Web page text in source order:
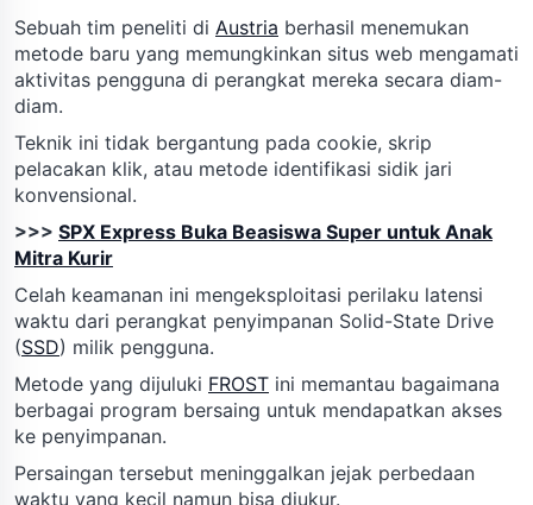
Sebuah tim peneliti di Austria berhasil menemukan
metode baru yang memungkinkan situs web mengamati
aktivitas pengguna di perangkat mereka secara diam-
diam.
Teknik ini tidak bergantung pada cookie, skrip
pelacakan klik, atau metode identifikasi sidik jari
konvensional.
>>> SPX Express Buka Beasiswa Super untuk Anak
Mitra Kurir
Celah keamanan ini mengeksploitasi perilaku latensi
waktu dari perangkat penyimpanan Solid-State Drive
(SSD) milik pengguna.
Metode yang dijuluki FROST ini memantau bagaimana
berbagai program bersaing untuk mendapatkan akses
ke penyimpanan.
Persaingan tersebut meninggalkan jejak perbedaan
waktu yang kecil namun bisa diukur.